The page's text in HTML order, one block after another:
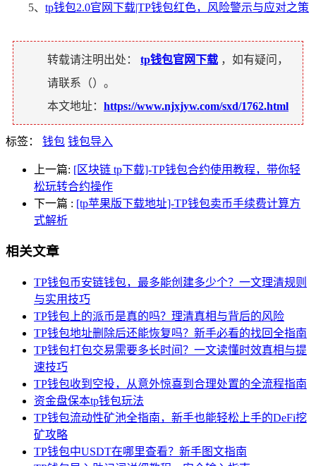
5、 tp钱包2.0官网下载|TP钱包红色，风险警示与应对之策
转载请注明出处： tp钱包官网下载 ，如有疑问，
请联系（）。
本文地址： https://www.njxjyw.com/sxd/1762.html
标签： 钱包 钱包导入
上一篇: [区块链 tp下载]-TP钱包合约使用教程，带你轻
松玩转合约操作
下一篇 : [tp苹果版下载地址]-TP钱包卖币手续费计算方
式解析
相关文章
TP钱包币安链钱包，最多能创建多少个？一文理清规则
与实用技巧
TP钱包上的派币是真的吗？理清真相与背后的风险
TP钱包地址删除后还能恢复吗？新手必看的找回全指南
TP钱包打包交易需要多长时间？一文读懂时效真相与提
速技巧
TP钱包收到空投，从意外惊喜到合理处置的全流程指南
资金盘保本tp钱包玩法
TP钱包流动性矿池全指南，新手也能轻松上手的DeFi挖
矿攻略
TP钱包中USDT在哪里查看？新手图文指南